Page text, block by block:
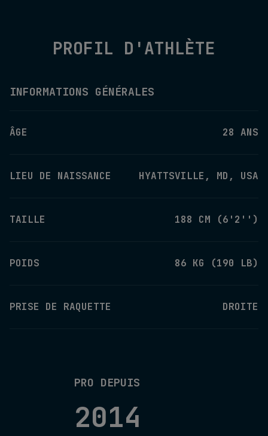
PROFIL D'ATHLÈTE
INFORMATIONS GÉNÉRALES
ÂGE 28 ANS
LIEU DE NAISSANCE HYATTSVILLE, MD, USA
TAILLE 188 CM (6'2'')
POIDS 86 KG (190 LB)
PRISE DE RAQUETTE DROITE
PRO DEPUIS
2014